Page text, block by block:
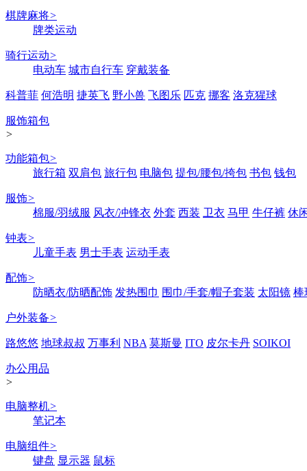
棋牌麻将>
牌类运动
骑行运动>
电动车 城市自行车 穿戴装备
科普菲 何浩明 捷英飞 野小兽 飞图乐 匹克 挪客 洛克猩球
服饰箱包
>
功能箱包>
旅行箱 双肩包 旅行包 电脑包 提包/腰包/挎包 书包 钱包
服饰>
棉服/羽绒服 风衣/冲锋衣 外套 西装 卫衣 马甲 牛仔裤 休
钟表>
儿童手表 男士手表 运动手表
配饰>
防晒衣/防晒配饰 发热围巾 围巾/手套/帽子套装 太阳镜 棒
户外装备>
路悠悠 地球叔叔 万事利 NBA 莫斯曼 ITO 皮尔卡丹 SOIKOI
办公用品
>
电脑整机>
笔记本
电脑组件>
键盘 显示器 鼠标